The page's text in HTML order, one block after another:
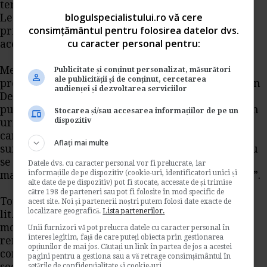
teritoriala.
Legea nr. 329/2009 nu prevede nicio exceptie in
privinta categoriilor care intra sub incidenta
acestei legi.
Mentionam ca singurele exceptii de la aplicarea
prevederilor Legii nr. 329/2009, sunt stabilite prin
Decizia Curtii Constitutionale nr. 1414/2009,
publicata in Monitorul Oficial, decizie adoptata in
urma controlului de constitutionalitate a priori,
care precizeaza ca „dispozitiile cap. IV din lege
sunt constitutionale in masura in care acestea nu
se refera la persoanele pentru care durata
mandatului este stabilita expres prin Constitutie”.
Totodata, potrivit prevederilor art. 55 alin. (1)
lit.d^1) din Legea 571/2003- Codul fiscal, cu
modificarile si completarile ulterioare,
remuneratia obtinuta de directori in baza unui
contract de mandat, conform prevederilor legii
blogulspecialistului.ro vă cere
consimțământul pentru folosirea datelor dvs.
cu caracter personal pentru:
Publicitate și conținut personalizat, măsurători
ale publicității și de conținut, cercetarea
audienței și dezvoltarea serviciilor
Stocarea și/sau accesarea informațiilor de pe un
dispozitiv
Aflați mai multe
Datele dvs. cu caracter personal vor fi prelucrate, iar
informațiile de pe dispozitiv (cookie-uri, identificatori unici și
alte date de pe dispozitiv) pot fi stocate, accesate de și trimise
către 198 de parteneri sau pot fi folosite în mod specific de
acest site. Noi și partenerii noștri putem folosi date exacte de
localizare geografică.Lista partenerilor.
Unii furnizori vă pot prelucra datele cu caracter personal în
interes legitim, față de care puteți obiecta prin gestionarea
opțiunilor de mai jos. Căutați un link în partea de jos a acestei
pagini pentru a gestiona sau a vă retrage consimțământul în